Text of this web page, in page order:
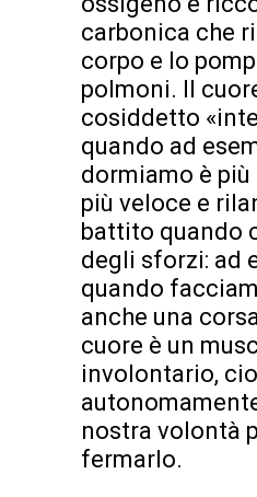
carbonica che
corpo e lo
polmoni. Il
cosiddetto
quando ad
dormiamo è più
più veloce e
battito quando
degli sforzi: ad
quando
anche una
cuore è un
involontario,
nostra volontà
fermarlo.